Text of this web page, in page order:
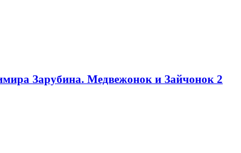
Зарубина. Медвежонок и Зайчонок 2